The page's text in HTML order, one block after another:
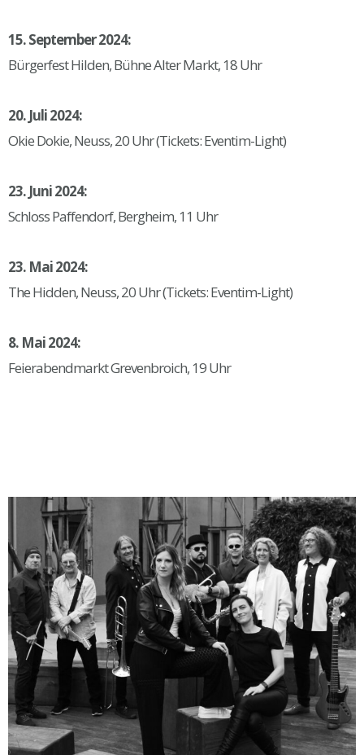
15. September 2024:
Bürgerfest Hilden, Bühne Alter Markt, 18 Uhr
20. Juli 2024:
Okie Dokie, Neuss, 20 Uhr (Tickets: Eventim-Light)
23. Juni 2024:
Schloss Paffendorf, Bergheim, 11 Uhr
23. Mai 2024:
The Hidden, Neuss, 20 Uhr (Tickets: Eventim-Light)
8. Mai 2024:
Feierabendmarkt Grevenbroich, 19 Uhr